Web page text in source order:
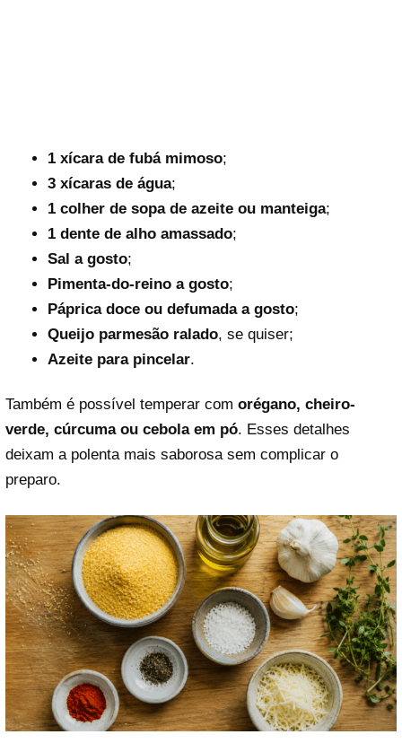
1 xícara de fubá mimoso;
3 xícaras de água;
1 colher de sopa de azeite ou manteiga;
1 dente de alho amassado;
Sal a gosto;
Pimenta-do-reino a gosto;
Páprica doce ou defumada a gosto;
Queijo parmesão ralado, se quiser;
Azeite para pincelar.
Também é possível temperar com orégano, cheiro-
verde, cúrcuma ou cebola em pó. Esses detalhes
deixam a polenta mais saborosa sem complicar o
preparo.